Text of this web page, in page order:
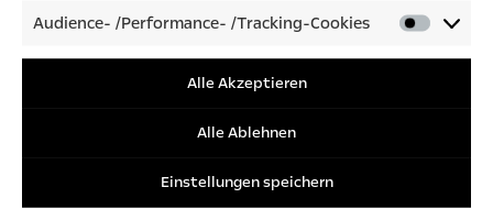
Audience- /Performance- /Tracking-Cookies
/
Alle Akzeptieren
Alle Ablehnen
Einstellungen speichern
November